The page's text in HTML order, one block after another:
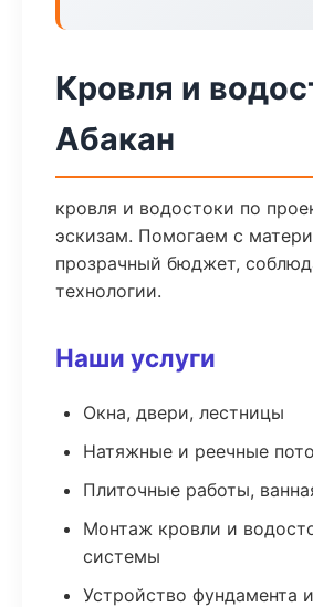
Кровля и
Абакан
кровля и водостоки по
эскизам. Помогаем с
прозрачный бюджет,
технологии.
Наши услуги
Окна, двери, лестницы
Натяжные и реечные
Плиточные работы,
Монтаж кровли и
системы
Устройство фундамента